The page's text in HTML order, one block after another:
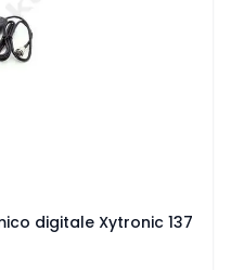
digitale Xytronic 137